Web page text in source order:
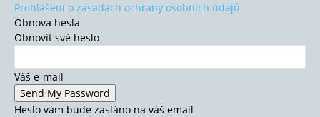
Prohlášení o zásadách ochrany osobních údajů
Obnova hesla
Obnovit své heslo
Váš e-mail
Heslo vám bude zasláno na váš email